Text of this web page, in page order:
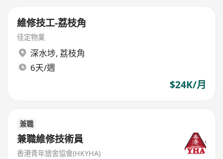
維修技工-荔枝角
佳定物業
深水埗, 荔枝角
6天/週
$24K/月
兼職
兼職維修技術員
香港青年旅舍協會(HKYHA)